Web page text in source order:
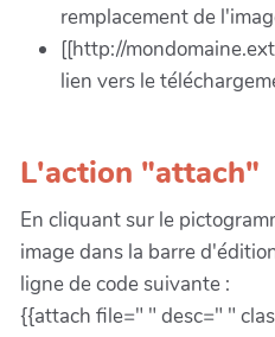
remplacement de
[[http://
lien vers le
L'action "attach"
En cliquant sur le
image dans la barre
ligne de code suivante :
{{attach file=" " desc=" "